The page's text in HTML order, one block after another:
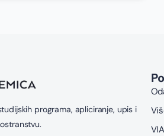
programa, apliciranje, upis i